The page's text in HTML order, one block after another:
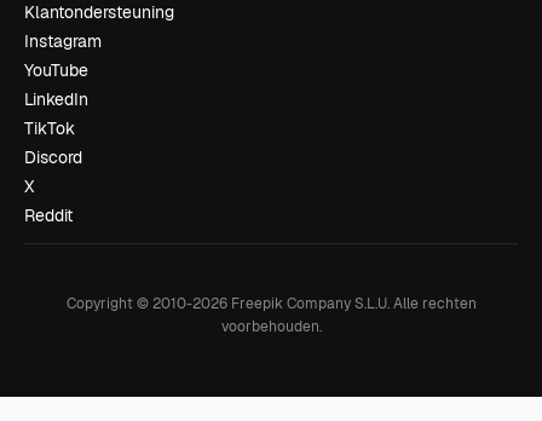
Klantondersteuning
Instagram
YouTube
LinkedIn
TikTok
Discord
X
Reddit
Copyright © 2010-2026Freepik Company S.L.U. Alle rechten
voorbehouden.